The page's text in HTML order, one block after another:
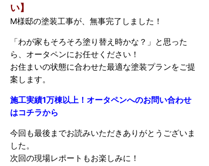
い】
M様邸の塗装工事が、無事完了しました！
「わが家もそろそろ塗り替え時かな？」と思った
ら、オータペンにお任せください！
お住まいの状態に合わせた最適な塗装プランをご提
案します。
施工実績1万棟以上！オータペンへのお問い合わせ
はコチラから
今回も最後までお読みいただきありがとうございま
した。
次回の現場レポートもお楽しみに！